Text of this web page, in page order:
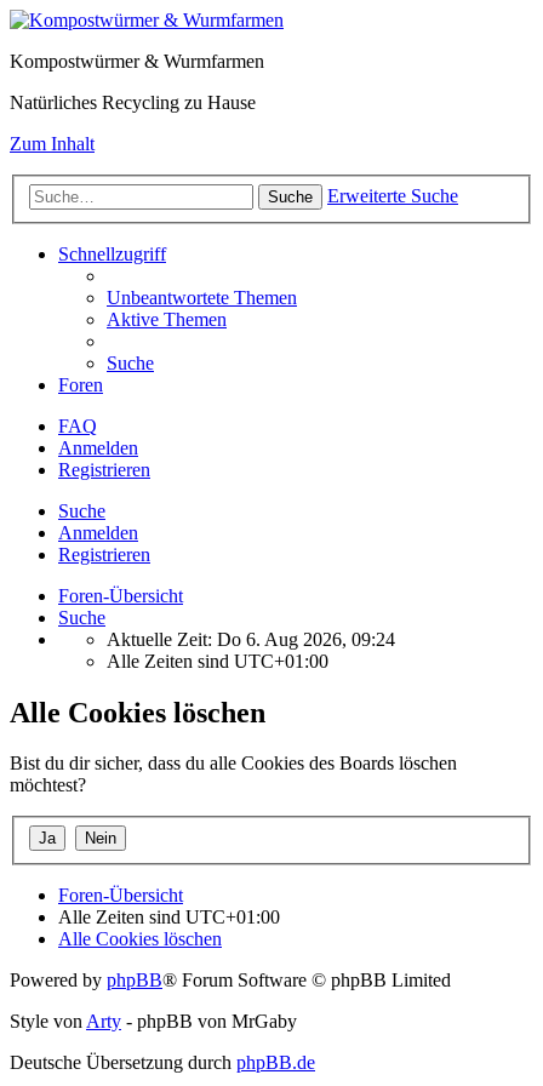
Kompostwürmer & Wurmfarmen
Natürliches Recycling zu Hause
Zum Inhalt
Suche Erweiterte Suche
Schnellzugriff
Unbeantwortete Themen
Aktive Themen
Suche
Foren
FAQ
Anmelden
Registrieren
Suche
Anmelden
Registrieren
Foren-Übersicht
Suche
Aktuelle Zeit: Do 6. Aug 2026, 09:24
Alle Zeiten sind UTC+01:00
Alle Cookies löschen
Bist du dir sicher, dass du alle Cookies des Boards löschen
möchtest?
Foren-Übersicht
Alle Zeiten sind UTC+01:00
Alle Cookies löschen
Powered by phpBB® Forum Software © phpBB Limited
Style von Arty - phpBB von MrGaby
Deutsche Übersetzung durch phpBB.de